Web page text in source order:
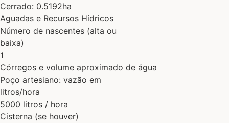
Cerrado: 0.5192ha
Aguadas e Recursos Hídricos
Número de nascentes (alta ou
baixa)
1
Córregos e volume aproximado de água
Poço artesiano: vazão em
litros/hora
5000 litros / hora
Cisterna (se houver)